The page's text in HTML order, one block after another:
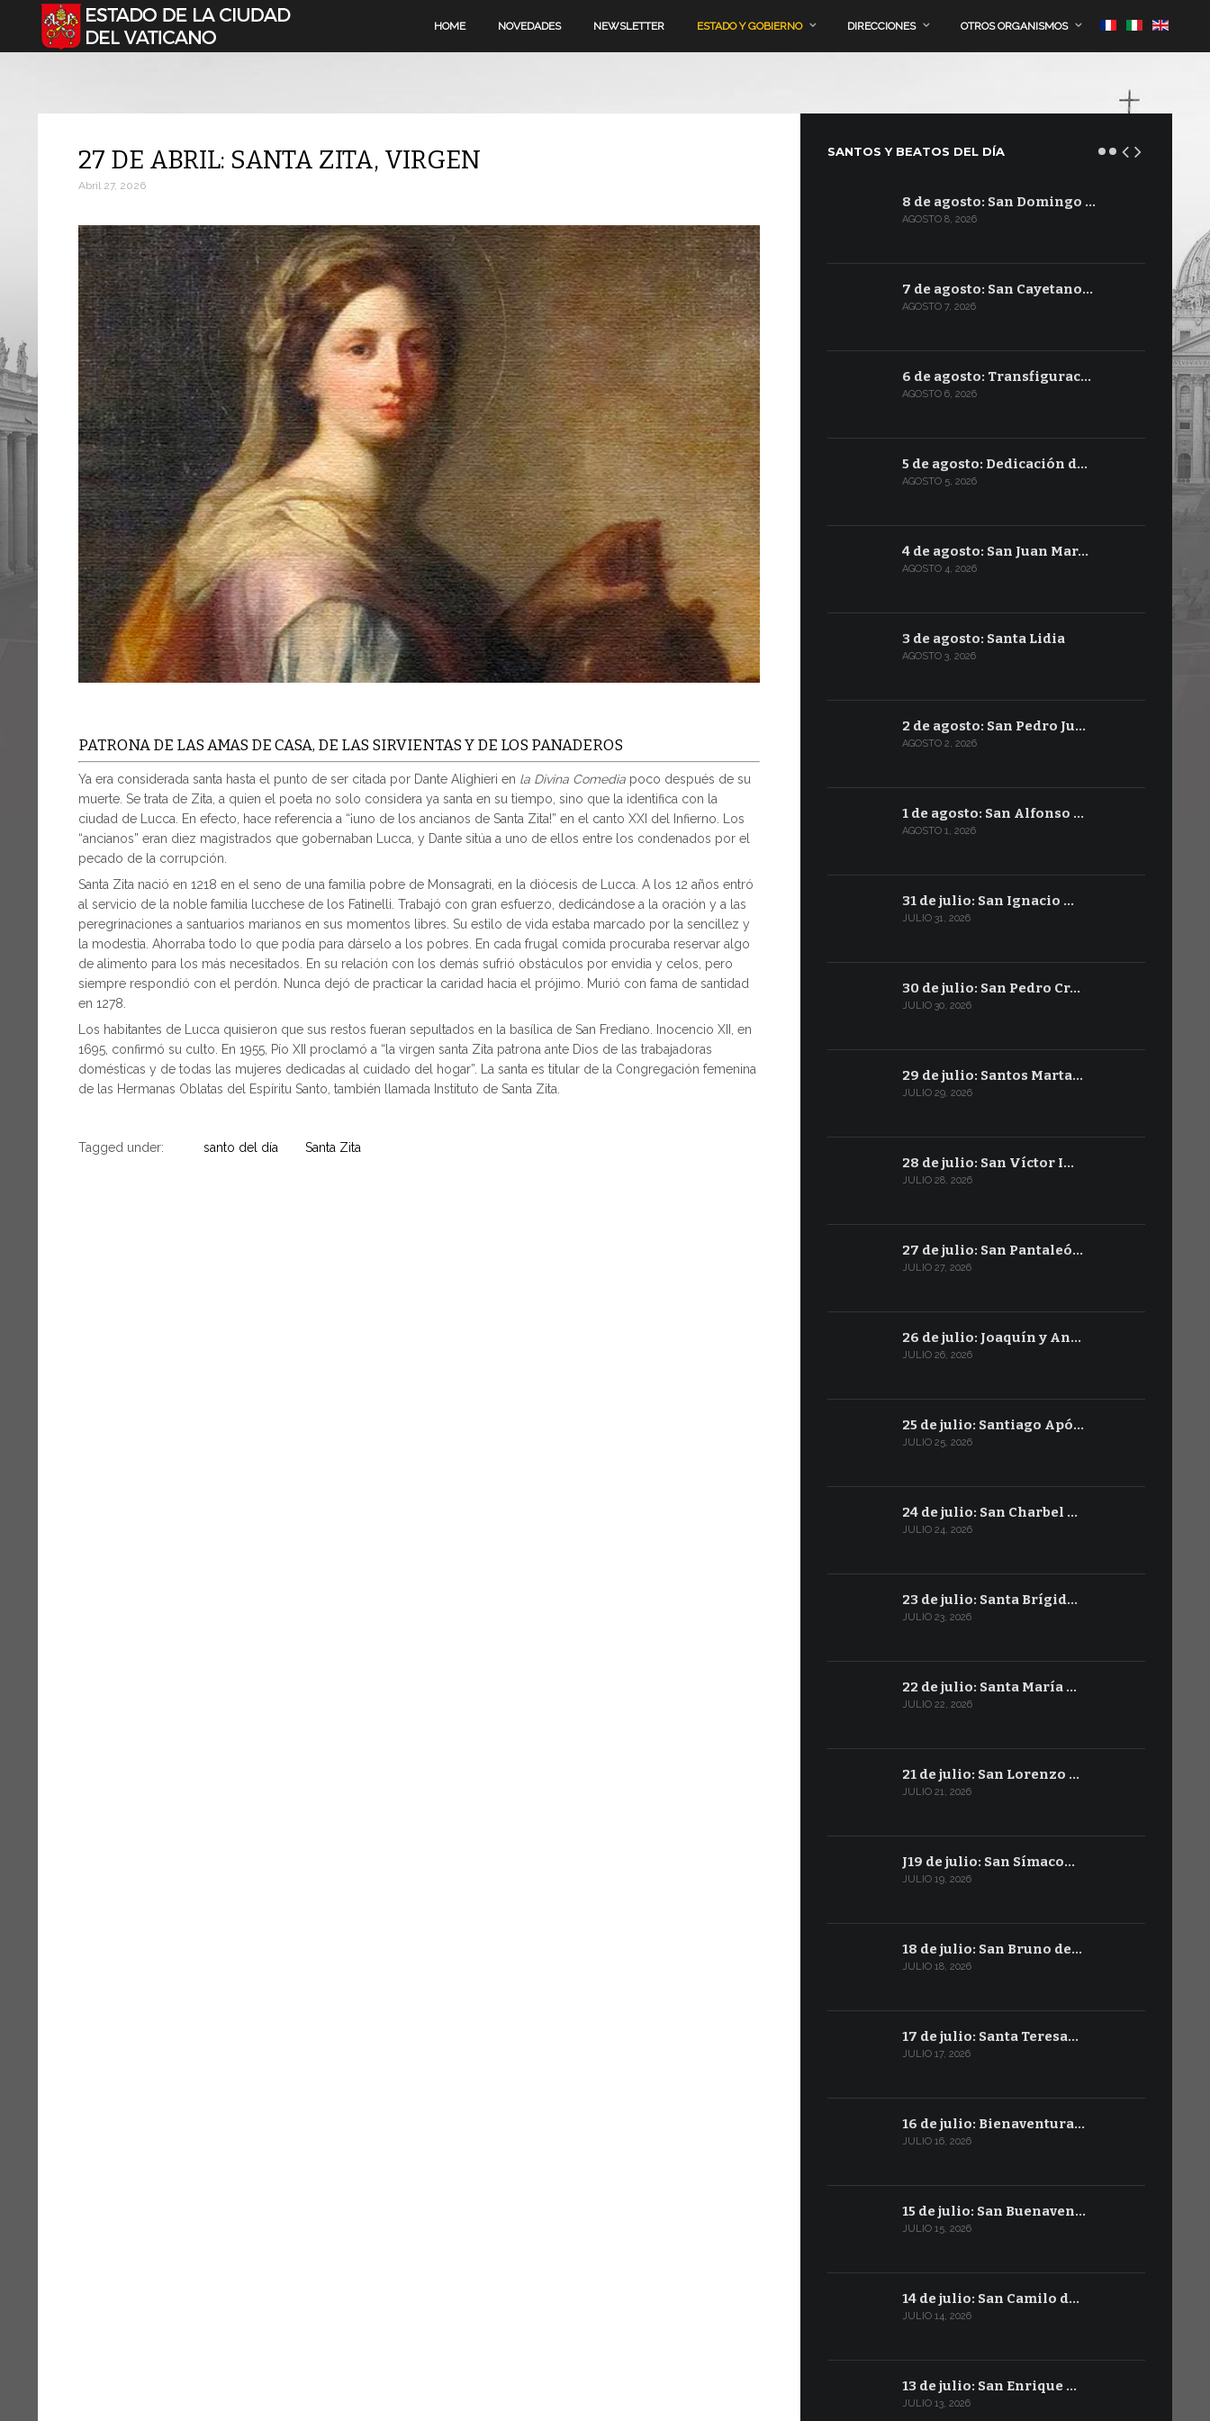
Seleccione su idioma HOME NOVEDADES NEWSLETTER ESTADO Y GOBIERNO DIRECCIONES OTROS ORGANISMOS
27 DE ABRIL: SANTA ZITA, VIRGEN
Abril 27, 2026
PATRONA DE LAS AMAS DE CASA, DE LAS SIRVIENTAS Y DE LOS PANADEROS
Ya era considerada santa hasta el punto de ser citada por Dante Alighieri en la Divina Comedia poco después de su
muerte. Se trata de Zita, a quien el poeta no solo considera ya santa en su tiempo, sino que la identifica con la
ciudad de Lucca. En efecto, hace referencia a “¡uno de los ancianos de Santa Zita!” en el canto XXI del Infierno. Los
“ancianos” eran diez magistrados que gobernaban Lucca, y Dante sitúa a uno de ellos entre los condenados por el
pecado de la corrupción.
Santa Zita nació en 1218 en el seno de una familia pobre de Monsagrati, en la diócesis de Lucca. A los 12 años entró
al servicio de la noble familia lucchese de los Fatinelli. Trabajó con gran esfuerzo, dedicándose a la oración y a las
peregrinaciones a santuarios marianos en sus momentos libres. Su estilo de vida estaba marcado por la sencillez y
la modestia. Ahorraba todo lo que podía para dárselo a los pobres. En cada frugal comida procuraba reservar algo
de alimento para los más necesitados. En su relación con los demás sufrió obstáculos por envidia y celos, pero
siempre respondió con el perdón. Nunca dejó de practicar la caridad hacia el prójimo. Murió con fama de santidad
en 1278.
Los habitantes de Lucca quisieron que sus restos fueran sepultados en la basílica de San Frediano. Inocencio XII, en
1695, confirmó su culto. En 1955, Pío XII proclamó a “la virgen santa Zita patrona ante Dios de las trabajadoras
domésticas y de todas las mujeres dedicadas al cuidado del hogar”. La santa es titular de la Congregación femenina
de las Hermanas Oblatas del Espíritu Santo, también llamada Instituto de Santa Zita.
Tagged under: santo del día Santa Zita
SANTOS Y BEATOS DEL DÍA
8 de agosto: San Domingo …
AGOSTO 8, 2026
7 de agosto: San Cayetano…
AGOSTO 7, 2026
6 de agosto: Transfigurac…
AGOSTO 6, 2026
5 de agosto: Dedicación d…
AGOSTO 5, 2026
4 de agosto: San Juan Mar…
AGOSTO 4, 2026
3 de agosto: Santa Lidia
AGOSTO 3, 2026
2 de agosto: San Pedro Ju…
AGOSTO 2, 2026
1 de agosto: San Alfonso …
AGOSTO 1, 2026
31 de julio: San Ignacio …
JULIO 31, 2026
30 de julio: San Pedro Cr…
JULIO 30, 2026
29 de julio: Santos Marta…
JULIO 29, 2026
28 de julio: San Víctor I…
JULIO 28, 2026
27 de julio: San Pantaleó…
JULIO 27, 2026
26 de julio: Joaquín y An…
JULIO 26, 2026
25 de julio: Santiago Apó…
JULIO 25, 2026
24 de julio: San Charbel …
JULIO 24, 2026
23 de julio: Santa Brígid…
JULIO 23, 2026
22 de julio: Santa María …
JULIO 22, 2026
21 de julio: San Lorenzo …
JULIO 21, 2026
J19 de julio: San Símaco…
JULIO 19, 2026
18 de julio: San Bruno de…
JULIO 18, 2026
17 de julio: Santa Teresa…
JULIO 17, 2026
16 de julio: Bienaventura…
JULIO 16, 2026
15 de julio: San Buenaven…
JULIO 15, 2026
14 de julio: San Camilo d…
JULIO 14, 2026
13 de julio: San Enrique …
JULIO 13, 2026